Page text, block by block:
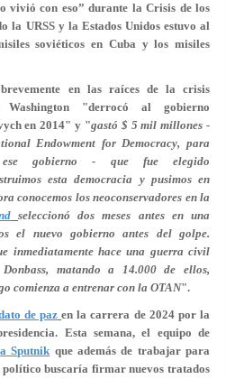
vivió con eso” durante la Crisis de los
la URSS y la Estados Unidos estuvo al
soviéticos en Cuba y los misiles
en las raíces de la crisis
Washington "derrocó al gobierno
en 2014" y "gastó $ 5 mil millones -
Endowment for Democracy, para
ese gobierno - que fue elegido
esta democracia y pusimos en
conocemos los neoconservadores en la
seleccionó dos meses antes en una
el nuevo gobierno antes del golpe.
inmediatamente hace una guerra civil
matando a 14.000 de ellos,
comienza a entrenar con la OTAN".
de paz en la carrera de 2024 por la
Esta semana, el equipo de
Sputnik que además de trabajar para
buscaría firmar nuevos tratados